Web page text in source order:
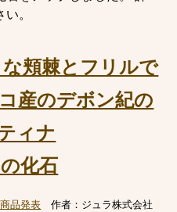
。
頬棘とフリルで
産のデボン紀の
ィナ
化石
品発表 作者： ジュラ株式会社